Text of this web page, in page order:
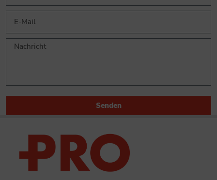
Senden